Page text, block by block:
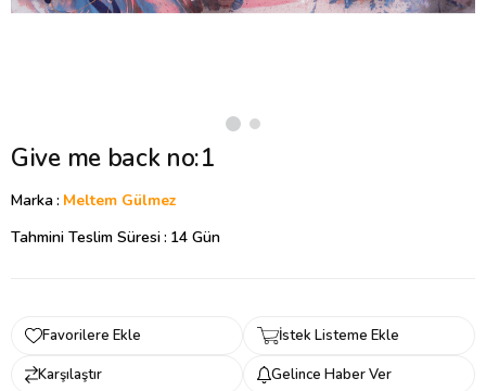
Give me back no:1
Marka: Meltem Gülmez
Tahmini Teslim Süresi: 14 Gün
Favorilere Ekle
İstek Listeme Ekle
Karşılaştır
Gelince Haber Ver